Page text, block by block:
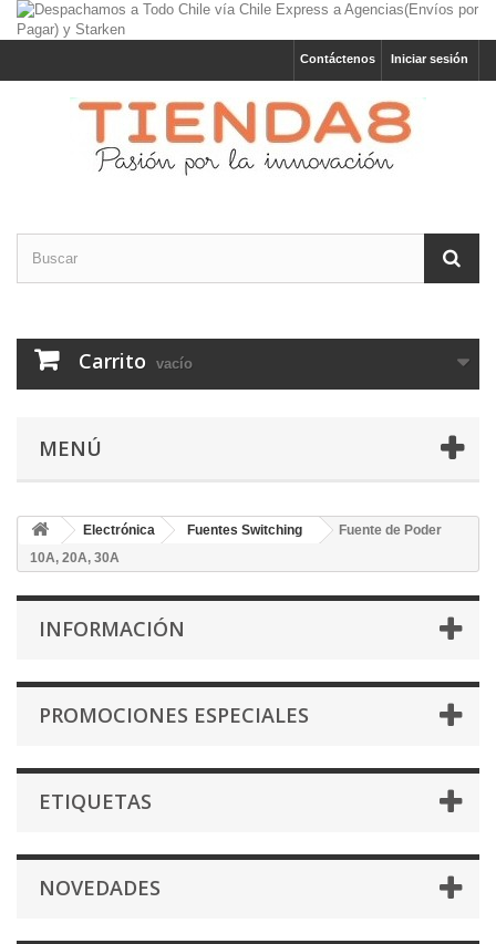
Iniciar sesión
Contáctenos
Carrito vacío
MENÚ
Electrónica Fuentes Switching
Fuente de Poder
10A, 20A, 30A
INFORMACIÓN
PROMOCIONES ESPECIALES
ETIQUETAS
NOVEDADES